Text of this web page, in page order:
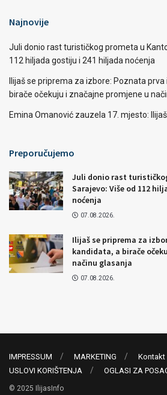
Najnovije
Juli donio rast turističkog prometa u
112 hiljada gostiju i 241 hiljada noćenja
Ilijaš se priprema za izbore: Poznata
birače očekuju i značajne promjene u
Emina Omanović zauzela 17. mjesto:
Preporučujemo
Juli donio rast
Sarajevo: Više od 112
noćenja
07.08.2026.
Ilijaš se priprema za
kandidata, a birače
načinu glasanja
07.08.2026.
IMPRESSUM MARKETING
Kontakt
USLOVI KORIŠTENJA
OGLASI ZA
© 2025 IlijasInfo